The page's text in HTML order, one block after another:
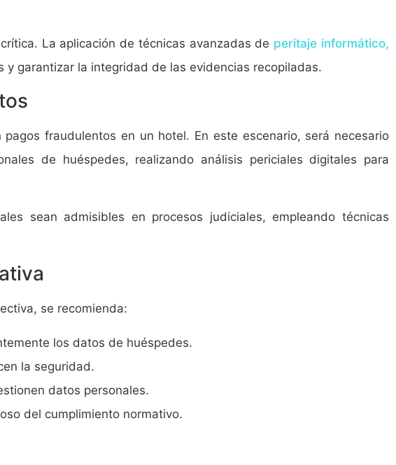
La aplicación de técnicas avanzadas de peritaje informático,
garantizar la integridad de las evidencias recopiladas.
fraudulentos en un hotel. En este escenario, será necesario
de huéspedes, realizando análisis periciales digitales para
sean admisibles en procesos judiciales, empleando técnicas
se recomienda:
los datos de huéspedes.
la seguridad.
datos personales.
del cumplimiento normativo.